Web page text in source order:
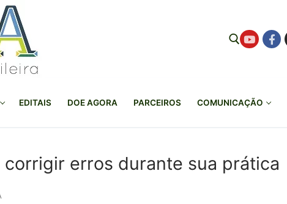
EDITAIS DOE AGORA PARCEIROS COMUNICAÇÃO
erros durante sua prática